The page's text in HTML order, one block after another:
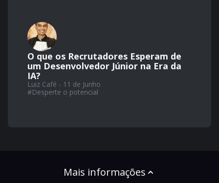
O que os Recrutadores Esperam de
um Desenvolvedor Júnior na Era da
IA?
Luiz Café - 11 de Junho
#Desperte o potencial
Mais informações